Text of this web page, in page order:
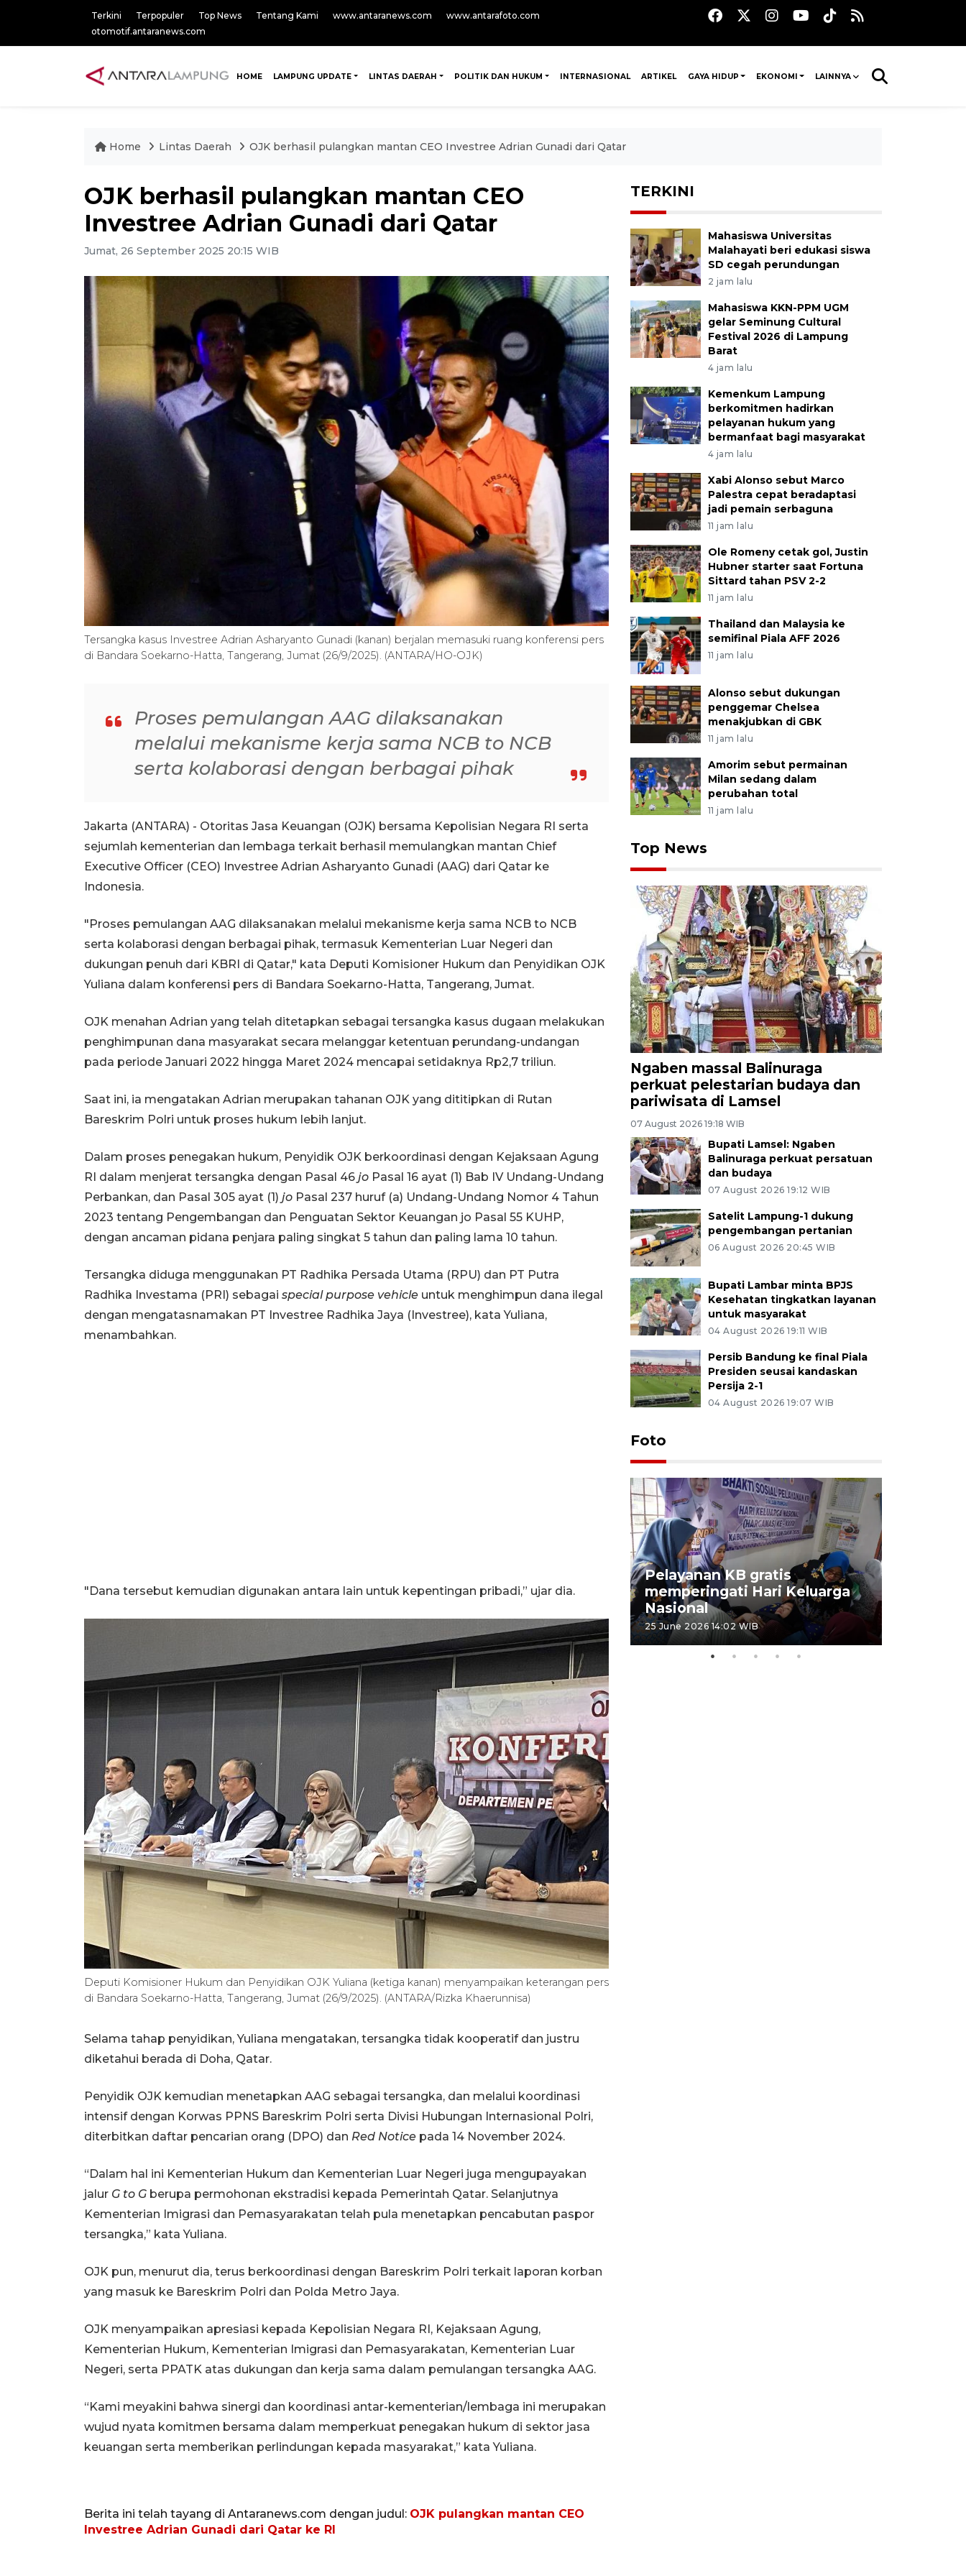
Terkini Terpopuler Top News Tentang Kami www.antaranews.com
www.antarafoto.com
otomotif.antaranews.com
HOME LAMPUNG UPDATE LINTAS DAERAH POLITIK DAN HUKUM INTERNASIONAL ARTIKEL GAYA HIDUP EKONOMI LAINNYA
Home Lintas Daerah OJK berhasil pulangkan mantan CEO Investree Adrian Gunadi dari Qatar
OJK berhasil pulangkan mantan CEO
Investree Adrian Gunadi dari Qatar
Jumat, 26 September 2025 20:15 WIB
Tersangka kasus Investree Adrian Asharyanto Gunadi (kanan) berjalan memasuki ruang konferensi pers
di Bandara Soekarno-Hatta, Tangerang, Jumat (26/9/2025). (ANTARA/HO-OJK)
Proses pemulangan AAG dilaksanakan
melalui mekanisme kerja sama NCB to NCB
serta kolaborasi dengan berbagai pihak
Jakarta (ANTARA) - Otoritas Jasa Keuangan (OJK) bersama Kepolisian Negara RI serta
sejumlah kementerian dan lembaga terkait berhasil memulangkan mantan Chief
Executive Officer (CEO) Investree Adrian Asharyanto Gunadi (AAG) dari Qatar ke
Indonesia.
"Proses pemulangan AAG dilaksanakan melalui mekanisme kerja sama NCB to NCB
serta kolaborasi dengan berbagai pihak, termasuk Kementerian Luar Negeri dan
dukungan penuh dari KBRI di Qatar," kata Deputi Komisioner Hukum dan Penyidikan OJK
Yuliana dalam konferensi pers di Bandara Soekarno-Hatta, Tangerang, Jumat.
OJK menahan Adrian yang telah ditetapkan sebagai tersangka kasus dugaan melakukan
penghimpunan dana masyarakat secara melanggar ketentuan perundang-undangan
pada periode Januari 2022 hingga Maret 2024 mencapai setidaknya Rp2,7 triliun.
Saat ini, ia mengatakan Adrian merupakan tahanan OJK yang dititipkan di Rutan
Bareskrim Polri untuk proses hukum lebih lanjut.
Dalam proses penegakan hukum, Penyidik OJK berkoordinasi dengan Kejaksaan Agung
RI dalam menjerat tersangka dengan Pasal 46 jo Pasal 16 ayat (1) Bab IV Undang-Undang
Perbankan, dan Pasal 305 ayat (1) jo Pasal 237 huruf (a) Undang-Undang Nomor 4 Tahun
2023 tentang Pengembangan dan Penguatan Sektor Keuangan jo Pasal 55 KUHP,
dengan ancaman pidana penjara paling singkat 5 tahun dan paling lama 10 tahun.
Tersangka diduga menggunakan PT Radhika Persada Utama (RPU) dan PT Putra
Radhika Investama (PRI) sebagai special purpose vehicle untuk menghimpun dana ilegal
dengan mengatasnamakan PT Investree Radhika Jaya (Investree), kata Yuliana,
menambahkan.
"Dana tersebut kemudian digunakan antara lain untuk kepentingan pribadi,” ujar dia.
Deputi Komisioner Hukum dan Penyidikan OJK Yuliana (ketiga kanan) menyampaikan keterangan pers
di Bandara Soekarno-Hatta, Tangerang, Jumat (26/9/2025). (ANTARA/Rizka Khaerunnisa)
Selama tahap penyidikan, Yuliana mengatakan, tersangka tidak kooperatif dan justru
diketahui berada di Doha, Qatar.
Penyidik OJK kemudian menetapkan AAG sebagai tersangka, dan melalui koordinasi
intensif dengan Korwas PPNS Bareskrim Polri serta Divisi Hubungan Internasional Polri,
diterbitkan daftar pencarian orang (DPO) dan Red Notice pada 14 November 2024.
“Dalam hal ini Kementerian Hukum dan Kementerian Luar Negeri juga mengupayakan
jalur G to G berupa permohonan ekstradisi kepada Pemerintah Qatar. Selanjutnya
Kementerian Imigrasi dan Pemasyarakatan telah pula menetapkan pencabutan paspor
tersangka,” kata Yuliana.
OJK pun, menurut dia, terus berkoordinasi dengan Bareskrim Polri terkait laporan korban
yang masuk ke Bareskrim Polri dan Polda Metro Jaya.
OJK menyampaikan apresiasi kepada Kepolisian Negara RI, Kejaksaan Agung,
Kementerian Hukum, Kementerian Imigrasi dan Pemasyarakatan, Kementerian Luar
Negeri, serta PPATK atas dukungan dan kerja sama dalam pemulangan tersangka AAG.
“Kami meyakini bahwa sinergi dan koordinasi antar-kementerian/lembaga ini merupakan
wujud nyata komitmen bersama dalam memperkuat penegakan hukum di sektor jasa
keuangan serta memberikan perlindungan kepada masyarakat,” kata Yuliana.
Berita ini telah tayang di Antaranews.com dengan judul: OJK pulangkan mantan CEO
Investree Adrian Gunadi dari Qatar ke RI
TERKINI
Mahasiswa Universitas
Malahayati beri edukasi siswa
SD cegah perundungan
2 jam lalu
Mahasiswa KKN-PPM UGM
gelar Seminung Cultural
Festival 2026 di Lampung
Barat
4 jam lalu
Kemenkum Lampung
berkomitmen hadirkan
pelayanan hukum yang
bermanfaat bagi masyarakat
4 jam lalu
Xabi Alonso sebut Marco
Palestra cepat beradaptasi
jadi pemain serbaguna
11 jam lalu
Ole Romeny cetak gol, Justin
Hubner starter saat Fortuna
Sittard tahan PSV 2-2
11 jam lalu
Thailand dan Malaysia ke
semifinal Piala AFF 2026
11 jam lalu
Alonso sebut dukungan
penggemar Chelsea
menakjubkan di GBK
11 jam lalu
Amorim sebut permainan
Milan sedang dalam
perubahan total
11 jam lalu
Top News
Ngaben massal Balinuraga
perkuat pelestarian budaya dan
pariwisata di Lamsel
07 August 2026 19:18 WIB
Bupati Lamsel: Ngaben
Balinuraga perkuat persatuan
dan budaya
07 August 2026 19:12 WIB
Satelit Lampung-1 dukung
pengembangan pertanian
06 August 2026 20:45 WIB
Bupati Lambar minta BPJS
Kesehatan tingkatkan layanan
untuk masyarakat
04 August 2026 19:11 WIB
Persib Bandung ke final Piala
Presiden seusai kandaskan
Persija 2-1
04 August 2026 19:07 WIB
Foto
Lampung naik pada Maret
Pelayanan KB gratis
memperingati Hari Keluarga
Nasional
25 June 2026 14:02 WIB